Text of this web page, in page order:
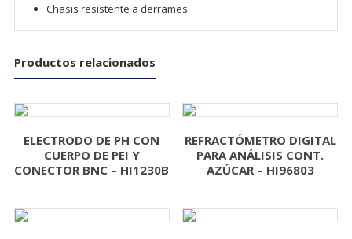
Chasis resistente a derrames
Productos relacionados
ELECTRODO DE PH CON
CUERPO DE PEI Y
CONECTOR BNC – HI1230B
REFRACTÓMETRO DIGITAL
PARA ANÁLISIS CONT.
AZÚCAR – HI96803